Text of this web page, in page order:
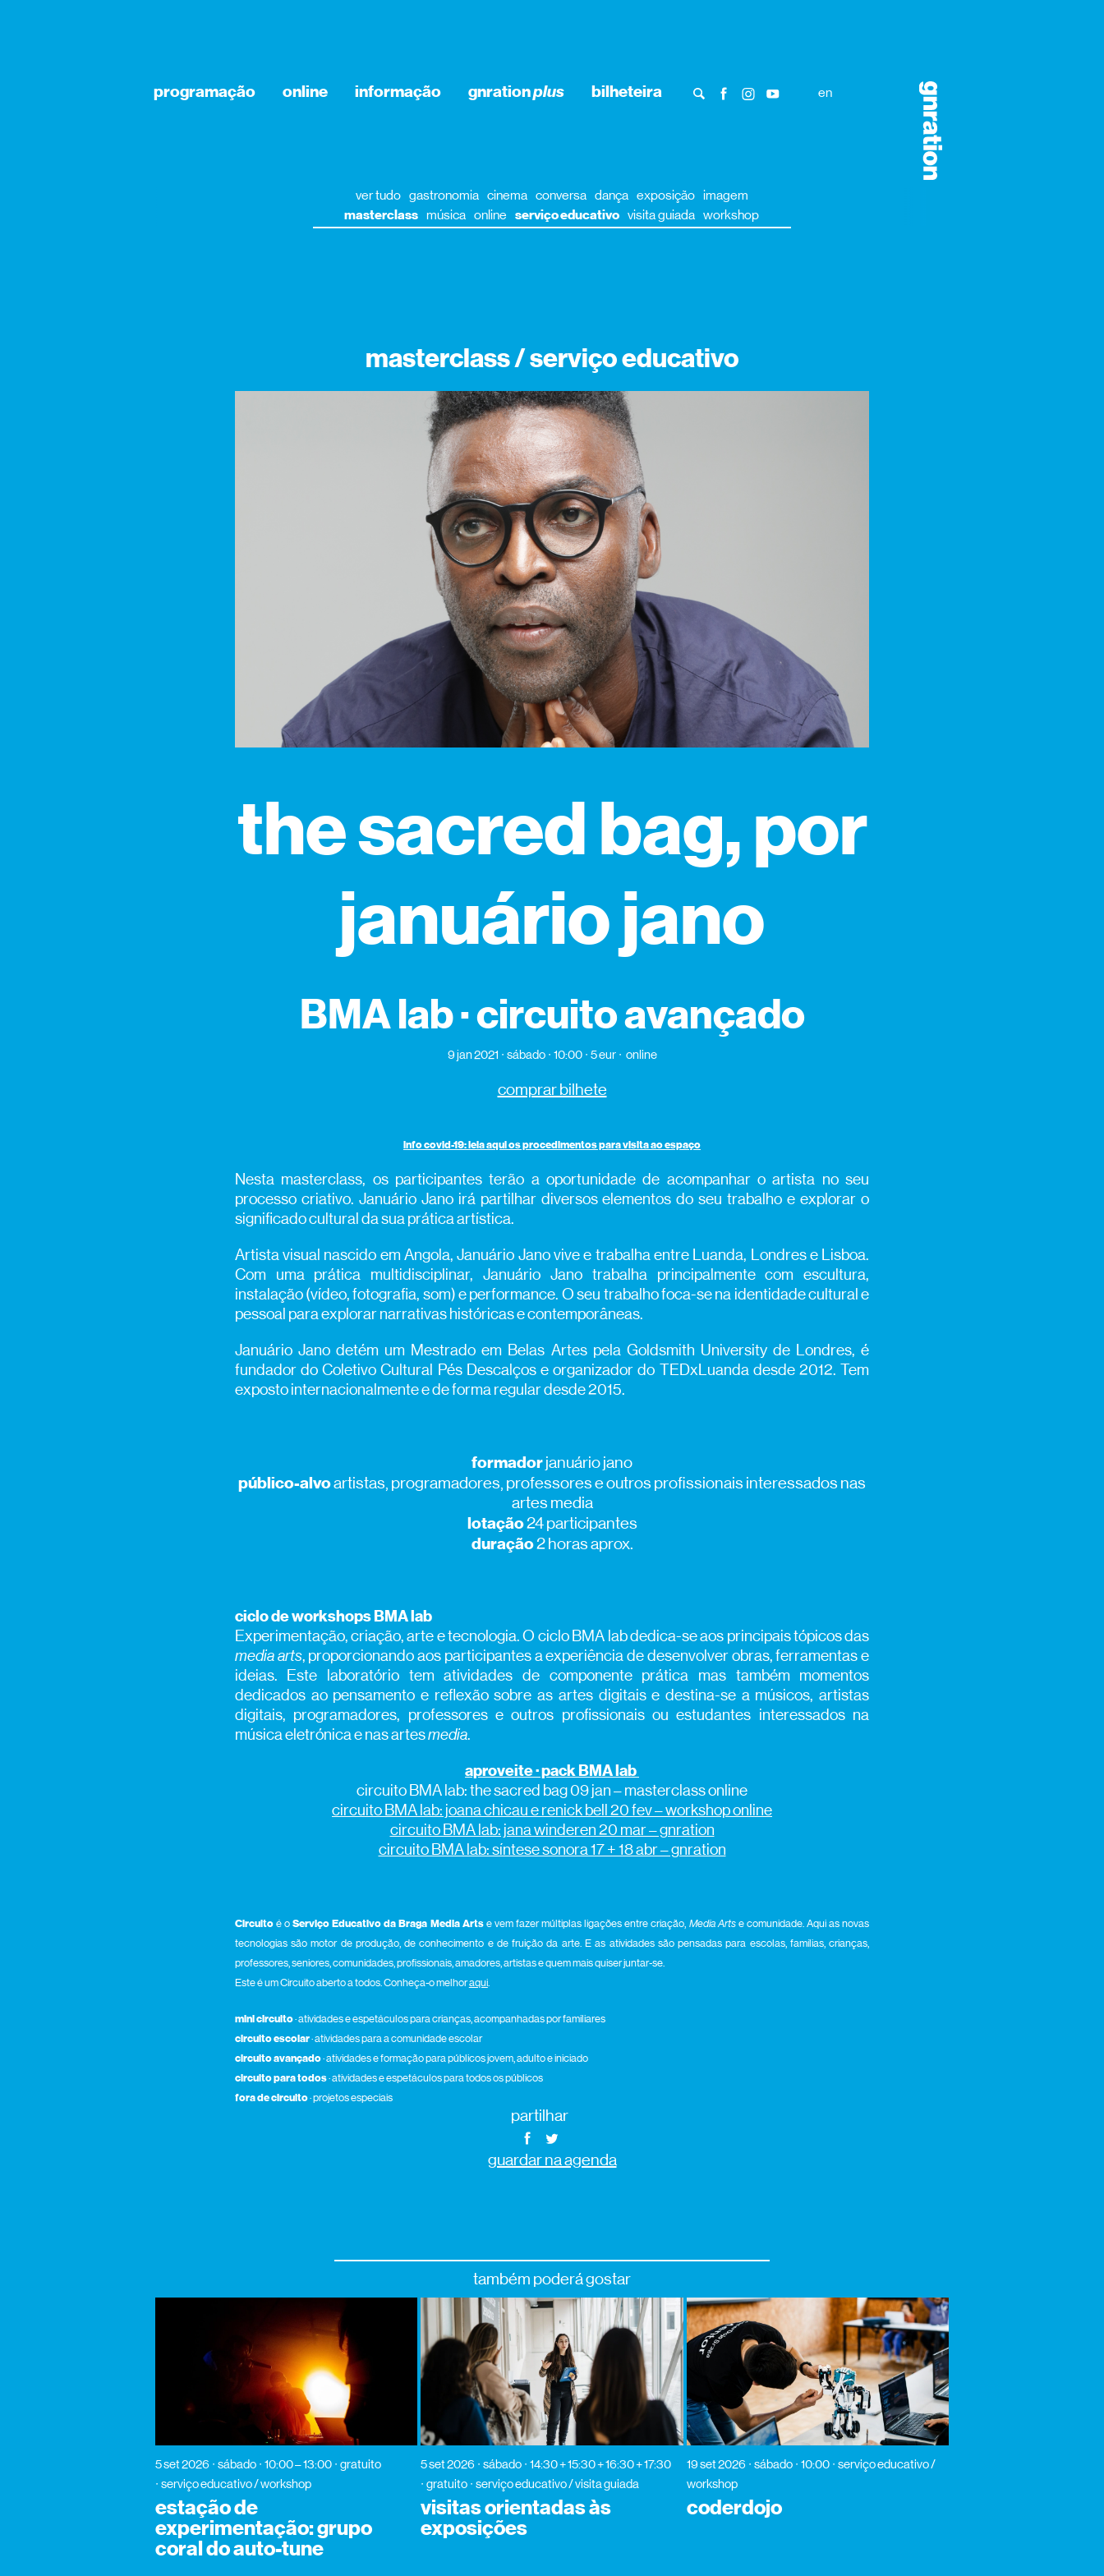
programação online informação gnrationplus bilheteira en
ver tudo gastronomia cinema conversa dança exposição imagem
masterclass música online serviço educativo visita guiada workshop
masterclass / serviço educativo
the sacred bag, por
januário jano
BMA lab · circuito avançado
9 jan 2021 sábado 10:00 5 eur online
comprar bilhete
info covid-19: leia aqui os procedimentos para visita ao espaço
Nesta masterclass, os participantes terão a oportunidade de acompanhar o artista no seu
processo criativo. Januário Jano irá partilhar diversos elementos do seu trabalho e explorar o
significado cultural da sua prática artística.
Artista visual nascido em Angola, Januário Jano vive e trabalha entre Luanda, Londres e Lisboa.
Com uma prática multidisciplinar, Januário Jano trabalha principalmente com escultura,
instalação (vídeo, fotografia, som) e performance. O seu trabalho foca-se na identidade cultural e
pessoal para explorar narrativas históricas e contemporâneas.
Januário Jano detém um Mestrado em Belas Artes pela Goldsmith University de Londres, é
fundador do Coletivo Cultural Pés Descalços e organizador do TEDxLuanda desde 2012. Tem
exposto internacionalmente e de forma regular desde 2015.
formadorjanuário jano
público-alvoartistas, programadores, professores e outros profissionais interessados nas
artes media
lotação24 participantes
duração2 horas aprox.
ciclo de workshops BMA lab
Experimentação, criação, arte e tecnologia. O ciclo BMA lab dedica-se aos principais tópicos das
media arts, proporcionando aos participantes a experiência de desenvolver obras, ferramentas e
ideias. Este laboratório tem atividades de componente prática mas também momentos
dedicados ao pensamento e reflexão sobre as artes digitais e destina-se a músicos, artistas
digitais, programadores, professores e outros profissionais ou estudantes interessados na
música eletrónica e nas artesmedia.
aproveite · pack BMA lab
circuito BMA lab: the sacred bag 09 jan – masterclass online
circuito BMA lab: joana chicau e renick bell 20 fev – workshop online
circuito BMA lab: jana winderen 20 mar – gnration
circuito BMA lab: síntese sonora 17 + 18 abr – gnration
Circuitoé oServiço Educativo da Braga Media Artse vem fazer múltiplas ligações entre criação, Media Artse comunidade. Aqui as novas
tecnologias são motor de produção, de conhecimento e de fruição da arte. E as atividades são pensadas para escolas, famílias, crianças,
professores, seniores, comunidades, profissionais, amadores, artistas e quem mais quiser juntar-se.
Este é um Circuito aberto a todos. Conheça-o melhoraqui.
mini circuito· atividades e espetáculos para crianças, acompanhadas por familiares
circuito escolar· atividades para a comunidade escolar
circuito avançado· atividades e formação para públicos jovem, adulto e iniciado
circuito para todos· atividades e espetáculos para todos os públicos
fora de circuito· projetos especiais
partilhar
guardar na agenda
também poderá gostar
5 set 2026 sábado 10:00 – 13:00 gratuito
serviço educativo / workshop
estação de
experimentação: grupo
coral do auto-tune
5 set 2026 sábado
14:30 + 15:30 + 16:30 + 17:30
gratuito
serviço educativo / visita guiada
visitas orientadas às
exposições
19 set 2026 sábado 10:00
serviço educativo /
workshop
coderdojo